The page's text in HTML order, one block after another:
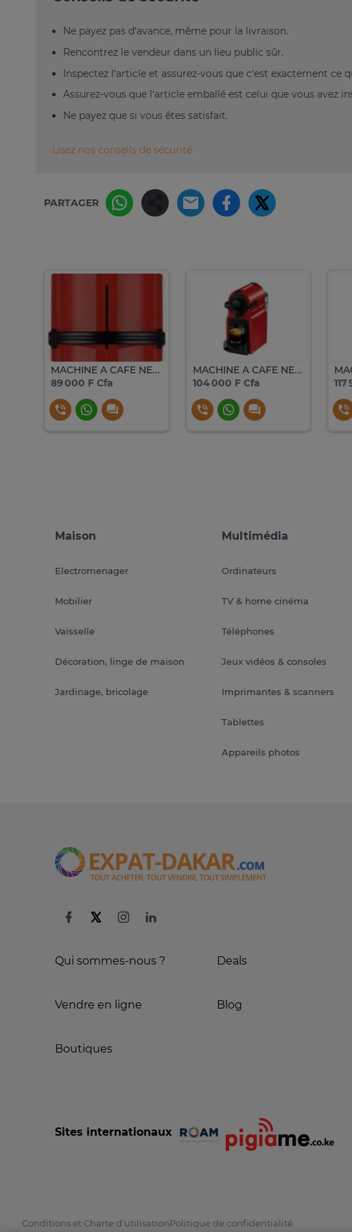
Ne payez pas d’avance, même pour la livraison.
Rencontrez le vendeur dans un lieu public sûr.
Inspectez l’article et assurez-vous que c’est exactement ce
Assurez-vous que l’article emballé est celui que vous avez
Ne payez que si vous êtes satisfait.
Lisez nos conseils de sécurité
PARTAGER
MACHINE A CAFE NESPRESSO MINI ROUGE EN85.R
89 000 F Cfa
MACHINE A CAFE NESPRESSO C40 INISSIA EU2 ROUGE
104 000 F Cfa
Maison
Electromenager
Mobilier
Vaisselle
Décoration, linge de maison
Jardinage, bricolage
Multimédia
Ordinateurs
TV & home cinéma
Téléphones
Jeux vidéos & consoles
Imprimantes & scanners
Tablettes
Appareils photos
Qui sommes-nous ?
Vendre en ligne
Boutiques
Deals
Blog
Sites internationaux
Conditions et Charte d'utilisationPolitique de confidentialité